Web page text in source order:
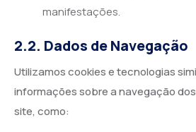
manifestações.
2.2. Dados de Navegação
Utilizamos cookies e tecnologias
informações sobre a navegação
site, como: